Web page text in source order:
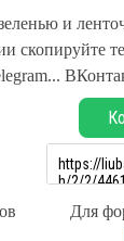
и
скопируйте
Для